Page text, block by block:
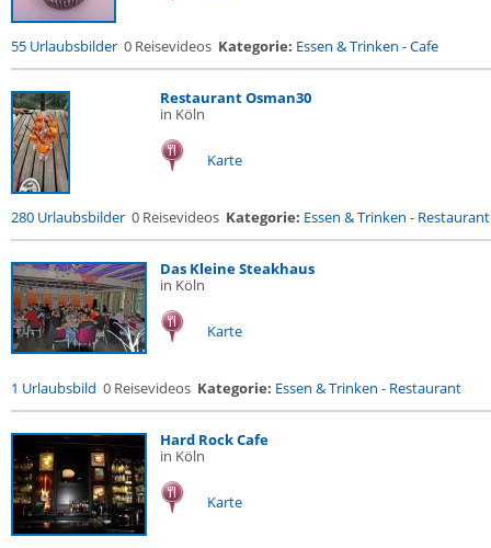
55 Urlaubsbilder 0 Reisevideos Kategorie: Essen & Trinken -Cafe
Restaurant Osman30
in Köln
Karte
280 Urlaubsbilder 0 Reisevideos Kategorie: Essen & Trinken - Restaurant
Das Kleine Steakhaus
in Köln
Karte
1 Urlaubsbild 0 Reisevideos Kategorie: Essen & Trinken - Restaurant
Hard Rock Cafe
in Köln
Karte